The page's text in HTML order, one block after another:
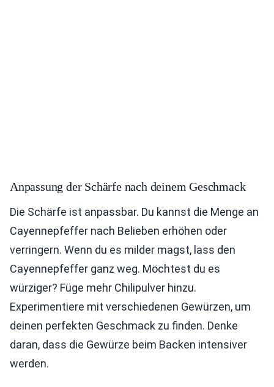
Anpassung der Schärfe nach deinem Geschmack
Die Schärfe ist anpassbar. Du kannst die Menge an
Cayennepfeffer nach Belieben erhöhen oder
verringern. Wenn du es milder magst, lass den
Cayennepfeffer ganz weg. Möchtest du es
würziger? Füge mehr Chilipulver hinzu.
Experimentiere mit verschiedenen Gewürzen, um
deinen perfekten Geschmack zu finden. Denke
daran, dass die Gewürze beim Backen intensiver
werden.